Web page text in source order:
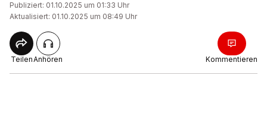
Publiziert: 01.10.2025 um 01:33 Uhr
Aktualisiert: 01.10.2025 um 08:49 Uhr
TeilenAnhören Kommentieren